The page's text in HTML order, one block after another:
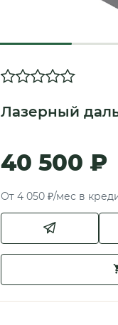
Лазерный
40 500 ₽
От 4 050 ₽/мес в